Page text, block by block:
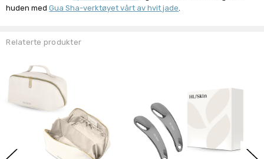
huden medGua Sha-verktøyet vårt av hvit jade
Relaterte produkter